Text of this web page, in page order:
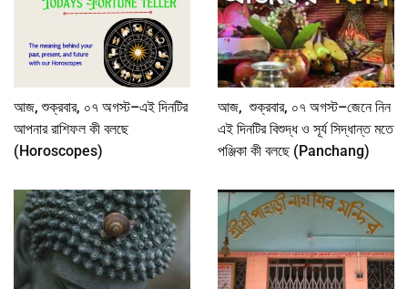
আজ, শুক্রবার, ০৭ অগস্ট–এই দিনটির
আপনার রাশিফল কী বলছে
(Horoscopes)
আজ, শুক্রবার, ০৭ অগস্ট–জেনে নিন
এই দিনটির বিশুদ্ধ ও সূর্য সিদ্ধান্ত মতে
পঞ্জিকা কী বলছে (Panchang)